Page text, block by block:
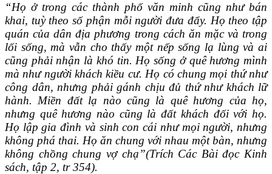
“Họ ở trong các thành phố văn minh cũng như bán
khai, tuỳ theo số phận mỗi người đưa đẩy. Họ theo tập
quán của dân địa phương trong cách ăn mặc và trong
lối sống, mà vẫn cho thấy một nếp sống lạ lùng và ai
cũng phải nhận là khó tin. Họ sống ở quê hương mình
mà như người khách kiều cư. Họ có chung mọi thứ như
công dân, nhưng phải gánh chịu đủ thứ như khách lữ
hành. Miền đất lạ nào cũng là quê hương của họ,
nhưng quê hương nào cũng là đất khách đối với họ.
Họ lập gia đình và sinh con cái như mọi người, nhưng
không phá thai. Họ ăn chung với nhau một bàn, nhưng
không chồng chung vợ chạ”(Trích Các Bài đọc Kinh
sách, tập 2, tr 354).